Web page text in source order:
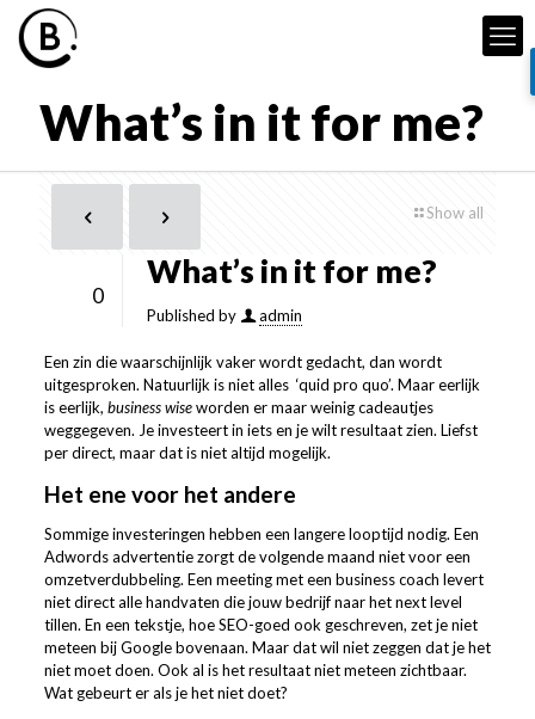
What’s in it for me?
Show all
0
What’s in it for me?
Published by admin
Een zin die waarschijnlijk vaker wordt gedacht, dan wordt
uitgesproken. Natuurlijk is niet alles ‘quid pro quo’. Maar eerlijk
is eerlijk, business wiseworden er maar weinig cadeautjes
weggegeven. Je investeert in iets en je wilt resultaat zien. Liefst
per direct, maar dat is niet altijd mogelijk.
Het ene voor het andere
Sommige investeringen hebben een langere looptijd nodig. Een
Adwords advertentie zorgt de volgende maand niet voor een
omzetverdubbeling. Een meeting met een business coach levert
niet direct alle handvaten die jouw bedrijf naar het next level
tillen. En een tekstje, hoe SEO-goed ook geschreven, zet je niet
meteen bij Google bovenaan. Maar dat wil niet zeggen dat je het
niet moet doen. Ook al is het resultaat niet meteen zichtbaar.
Wat gebeurt er als je het niet doet?